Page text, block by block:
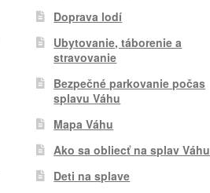
Doprava lodí
Ubytovanie, táborenie a
stravovanie
Bezpečné parkovanie počas
splavu Váhu
Mapa Váhu
Ako sa obliecť na splav Váhu
Deti na splave